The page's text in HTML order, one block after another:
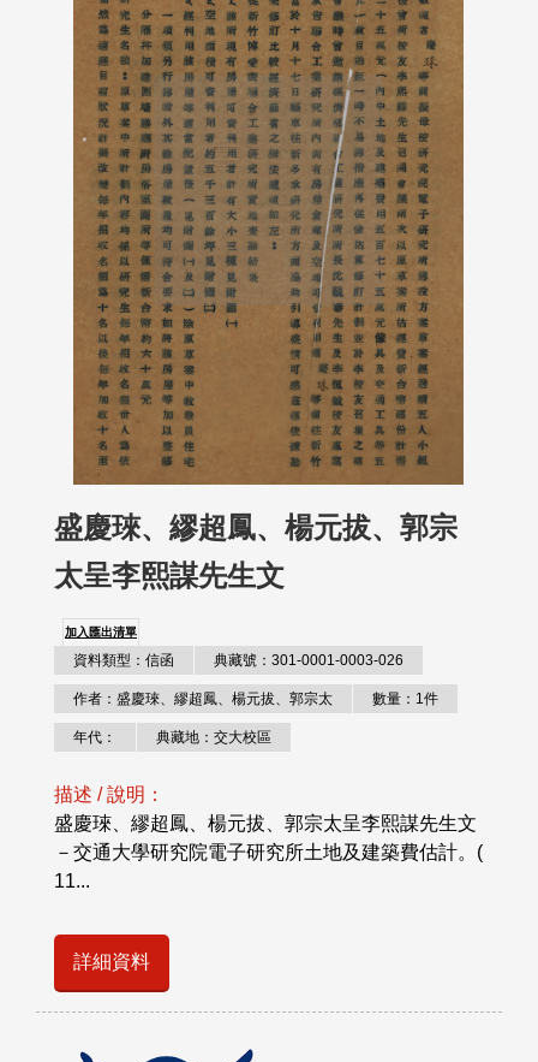
盛慶琜、繆超鳳、楊元拔、郭宗
太呈李熙謀先生文
加入匯出清單
資料類型：信函 典藏號：301-0001-0003-026
作者：盛慶琜、繆超鳳、楊元拔、郭宗太 數量：1件
年代： 典藏地：交大校區
描述 / 說明：
盛慶琜、繆超鳳、楊元拔、郭宗太呈李熙謀先生文
－交通大學研究院電子研究所土地及建築費估計。(
11...
詳細資料